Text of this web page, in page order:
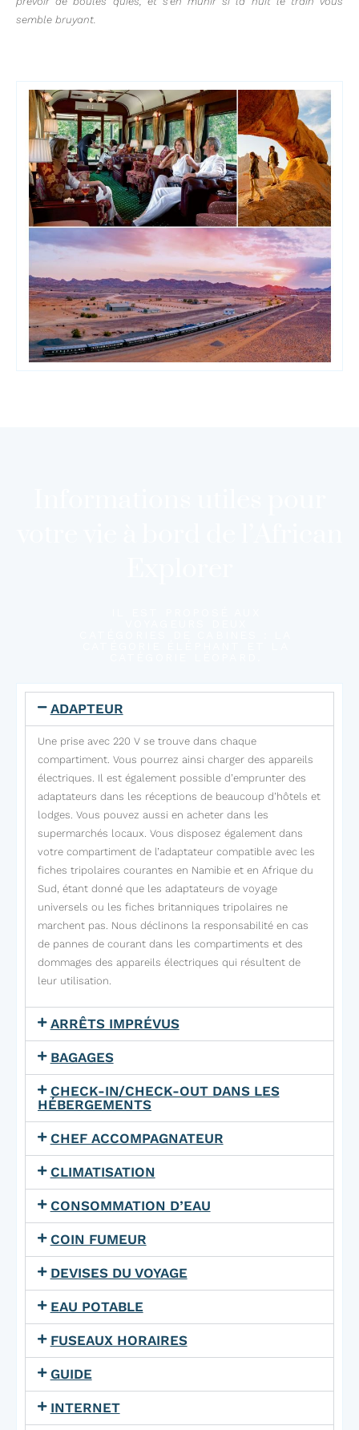
semble bruyant.
ADAPTEUR
Une prise avec 220 V se trouve dans chaque
compartiment. Vous pourrez ainsi charger des appareils
électriques. Il est également possible d’emprunter des
adaptateurs dans les réceptions de beaucoup d’hôtels et
lodges. Vous pouvez aussi en acheter dans les
supermarchés locaux. Vous disposez également dans
votre compartiment de l’adaptateur compatible avec les
fiches tripolaires courantes en Namibie et en Afrique du
Sud, étant donné que les adaptateurs de voyage
universels ou les fiches britanniques tripolaires ne
marchent pas. Nous déclinons la responsabilité en cas
de pannes de courant dans les compartiments et des
dommages des appareils électriques qui résultent de
leur utilisation.
ARRÊTS IMPRÉVUS
BAGAGES
CHECK-IN/CHECK-OUT DANS LES
HÉBERGEMENTS
CHEF ACCOMPAGNATEUR
CLIMATISATION
CONSOMMATION D’EAU
COIN FUMEUR
DEVISES DU VOYAGE
EAU POTABLE
FUSEAUX HORAIRES
GUIDE
INTERNET